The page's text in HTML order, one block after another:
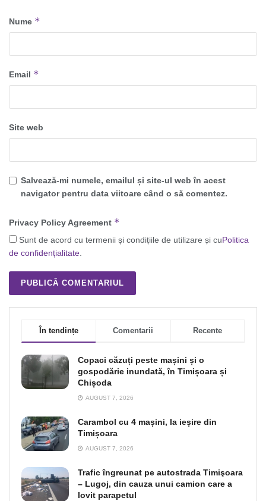
Nume *
Email *
Site web
Salvează-mi numele, emailul și site-ul web în acest
navigator pentru data viitoare când o să comentez.
Privacy Policy Agreement *
Sunt de acord cu termenii și condițiile de utilizare și cuPolitica
de confidențialitate.
În tendințe Comentarii Recente
Copaci căzuți peste mașini și o
gospodărie inundată, în Timișoara și
Chișoda
AUGUST 7, 2026
Carambol cu 4 mașini, la ieșire din
Timișoara
AUGUST 7, 2026
Trafic îngreunat pe autostrada Timişoara
– Lugoj, din cauza unui camion care a
lovit parapetul